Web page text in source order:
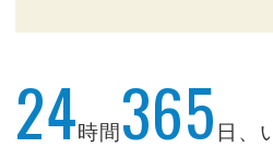
24時間 365 日、